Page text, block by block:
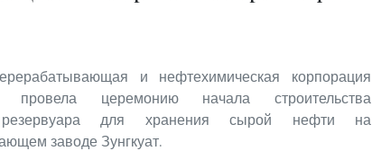
и нефтехимическая корпорация
провела церемонию начала строительства
резервуара для хранения сырой нефти на
заводе Зунгкуат.